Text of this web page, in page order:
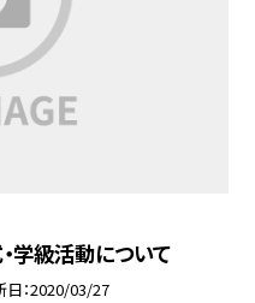
学級活動について
日 2020/03/27